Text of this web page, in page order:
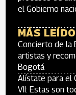
el Gobierno
MÁS LEÍDO
Concierto de la
artistas y
Bogotá
Alístate para el
VII: Estas son